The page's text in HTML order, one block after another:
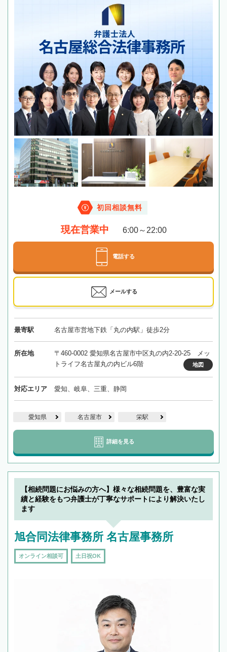
初回相談無料
現在営業中 6:00～22:00
電話する
メールする
最寄駅 名古屋市営地下鉄「丸の内駅」徒歩2分
所在地
〒460-0002 愛知県名古屋市中区丸の内2-20-25 メッ
トライフ名古屋丸の内ビル6階
地図
対応エリア 愛知、岐阜、三重、静岡
愛知県 名古屋市 栄駅
詳細を見る
【相続問題にお悩みの方へ】様々な相続問題を、豊富な実
績と経験をもつ弁護士が丁寧なサポートにより解決いたし
ます
旭合同法律事務所 名古屋事務所
オンライン相談可 土日祝OK